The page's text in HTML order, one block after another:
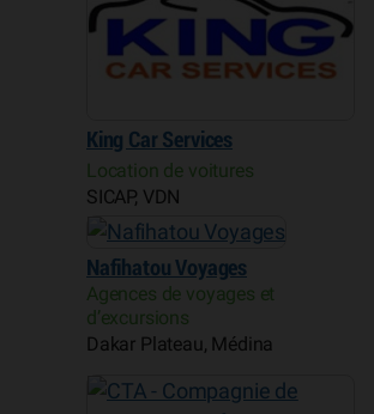
King Car Services
Location de voitures
SICAP, VDN
Nafihatou Voyages
Agences de voyages et
d’excursions
Dakar Plateau, Médina